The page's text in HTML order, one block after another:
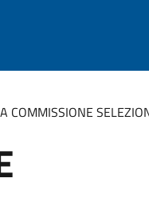
COMMISSIONE